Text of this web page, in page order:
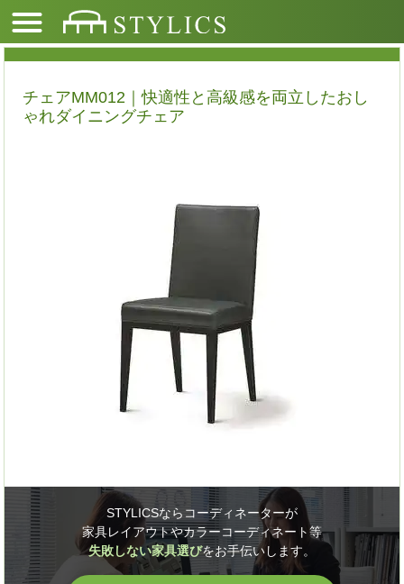
チェアMM012｜快適性と高級感を両立したおし
ゃれダイニングチェア
STYLICSならコーディネーターが
家具レイアウトやカラーコーディネート等
失敗しない家具選びをお手伝いします。